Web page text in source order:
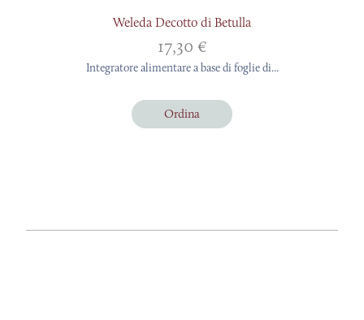
Weleda Decotto di Betulla
17,30 €
Integratore alimentare a base di foglie di...
Ordina